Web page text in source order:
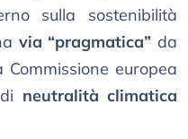
sulla sostenibilità
via “pragmatica” da
europea
neutralità climatica